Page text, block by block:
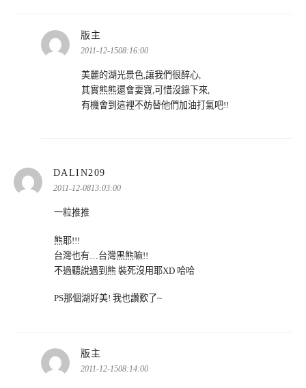
版主
示:
2011-12-1508:16:00
美麗的湖光景色,讓我們很醉心,
其實熊熊還會耍寶,可惜沒錄下來,
有機會到這裡不妨替他們加油打氣吧!!
DALIN209
示:
2011-12-0813:03:00
一粒推推
熊耶!!!
台灣也有…台灣黑熊嘛!!
不過聽說遇到熊 裝死沒用耶XD 哈哈
PS那個湖好美! 我也讚歎了~
版主
示:
2011-12-1508:14:00